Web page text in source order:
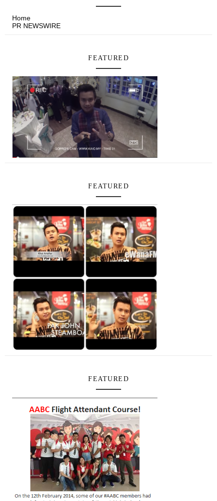
Home
PR NEWSWIRE
FEATURED
FEATURED
FEATURED